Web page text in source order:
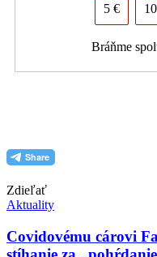
5 €
Bráňme
Zdieľať
Aktuality
Covidovému cárovi